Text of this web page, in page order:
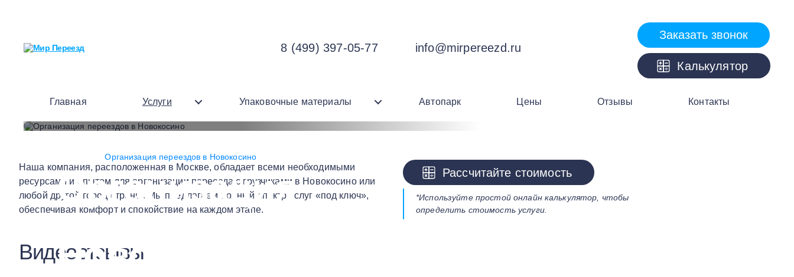
8 (499) 397-05-77 info@mirpereezd.ru
Заказать звонок
Калькулятор
Главная Услуги Упаковочные материалы Автопарк Цены Отзывы Контакты
Организация переездов в Новокосино
Организация
переездов в
Новокосино
Наша компания, расположенная в Москве, обладает всеми необходимыми
ресурсами и опытом для организации переезда с грузчиками в Новокосино или
любой другой город страны. Мы предлагаем полный спектр услуг «под ключ»,
обеспечивая комфорт и спокойствие на каждом этапе.
Рассчитайте стоимость
*Используйте простой онлайн калькулятор, чтобы
определить стоимость услуги.
Видеоотзывы